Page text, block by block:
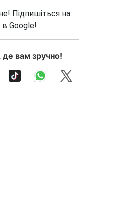
Підпишіться на
в Google!
вам зручно!